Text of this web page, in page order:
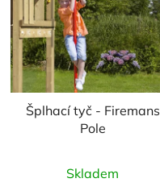
Šplhací tyč - Firemans
Pole
hodnocení
Skladem